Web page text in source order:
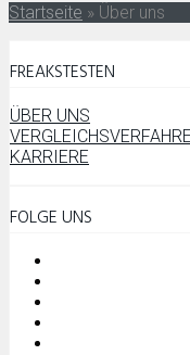
Startseite » Über uns
FREAKSTESTEN
ÜBER UNS
KARRIERE
FOLGE UNS